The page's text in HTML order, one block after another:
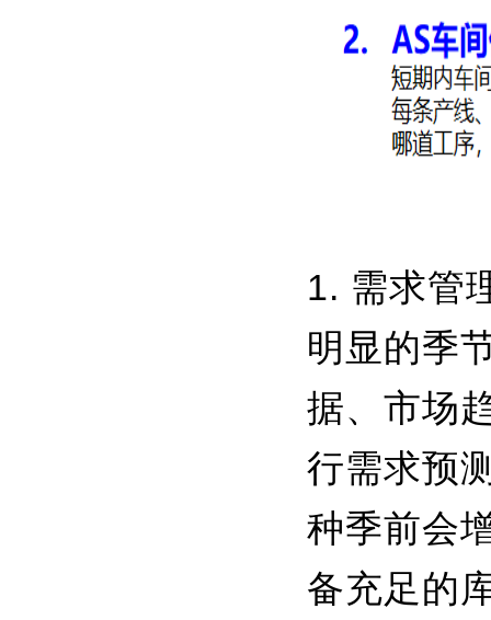
1. 需求管
明显的季
据、市场
行需求预
种季前会
备充足的